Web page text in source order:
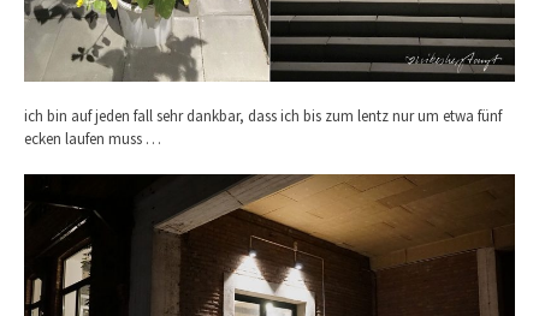
ich bin auf jeden fall sehr dankbar, dass ich bis zum lentz nur um etwa fünf
ecken laufen muss …